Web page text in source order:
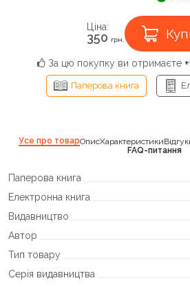
Ціна:
350 грн.
За цю покупку ви отримаєте
Паперова книга
Усе про товарОписХарактеристики
FAQ-питання
Паперова книга
Електронна книга
Видавництво
Автор
Тип товару
Серія видавництва